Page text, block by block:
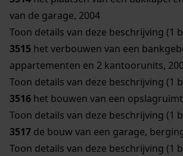
van de garage, 2004
Toon details van deze beschrijving (1
3515 het verbouwen van een
appartementen en 2 kantoorunits,
Toon details van deze beschrijving (1
3516 het bouwen van een
Toon details van deze beschrijving (1
3517 de bouw van een garage,
Toon details van deze beschrijving (1